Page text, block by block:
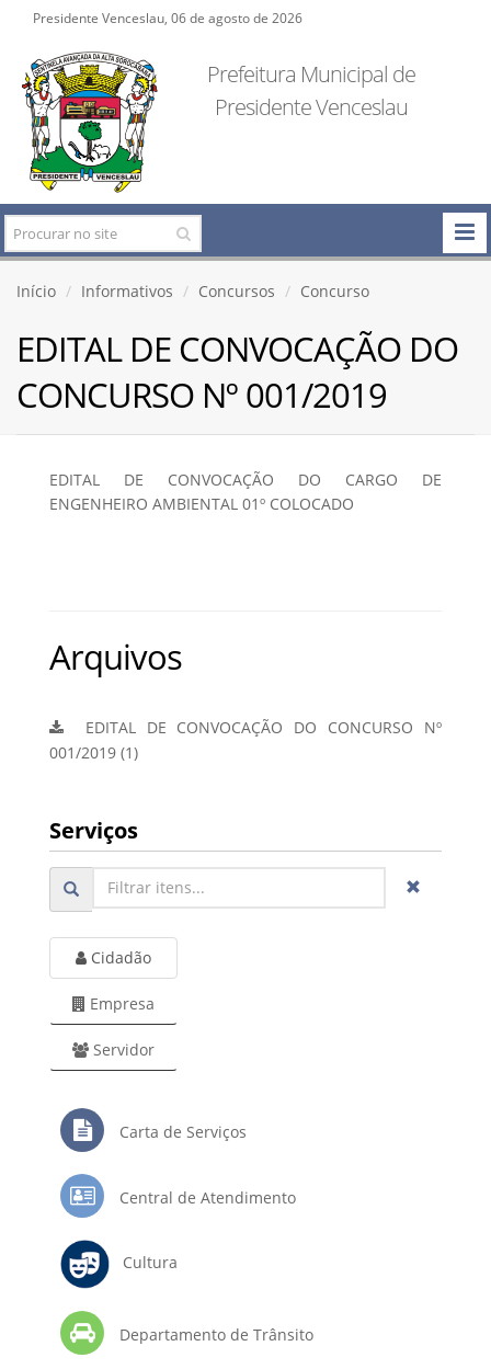
Presidente Venceslau, 06 de agosto de 2026
Prefeitura Municipal de
Presidente Venceslau
Início Informativos Concursos Concurso
EDITAL DE CONVOCAÇÃO DO
CONCURSO Nº 001/2019
EDITAL DE CONVOCAÇÃO DO CARGO DE
ENGENHEIRO AMBIENTAL 01º COLOCADO
Arquivos
EDITAL DE CONVOCAÇÃO DO CONCURSO Nº
001/2019 (1)
Serviços
Cidadão
Empresa
Servidor
Carta de Serviços
Central de Atendimento
Cultura
Departamento de Trânsito